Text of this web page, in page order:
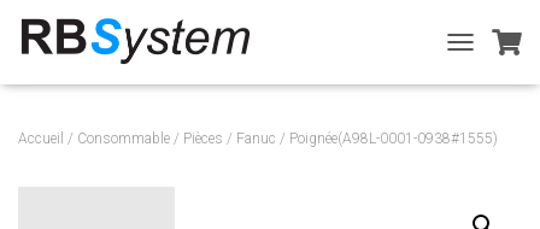
O
G
Accueil / Consommable / Pièces / Fanuc / Poignée(A98L-0001-0938#1555)